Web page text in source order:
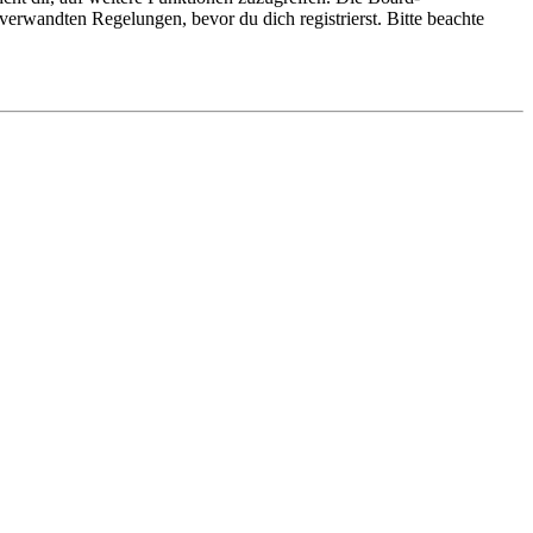
Regelungen, bevor du dich registrierst. Bitte beachte